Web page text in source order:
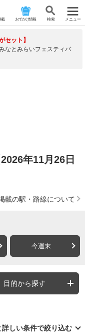
載 おでかけ情報 検 索 メニュー
セット】
なとみらいフェスティバ
年11月26日
載の駅・路線について
今週末
目的から探す
詳しい条件で絞り込む